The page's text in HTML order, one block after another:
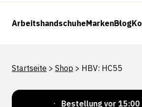
ArbeitshandschuheMarkenBlog
Startseite > Shop > HBV: HC55
Bestellung vor 15:00 Uhr =